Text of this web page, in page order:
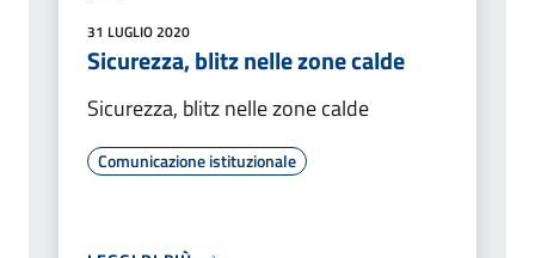
31 LUGLIO 2020
Sicurezza, blitz nelle zone calde
Sicurezza, blitz nelle zone calde
Comunicazione istituzionale